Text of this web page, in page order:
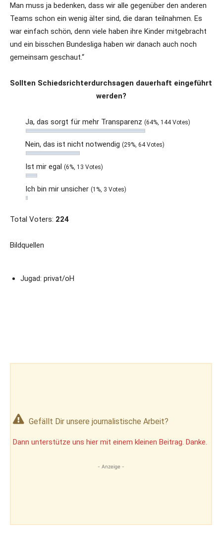
Man muss ja bedenken, dass wir alle gegenüber den anderen
Teams schon ein wenig älter sind, die daran teilnahmen. Es
war einfach schön, denn viele haben ihre Kinder mitgebracht
und ein bisschen Bundesliga haben wir danach auch noch
gemeinsam geschaut.“
Sollten Schiedsrichterdurchsagen dauerhaft eingeführt
werden?
Ja, das sorgt für mehr Transparenz (64%, 144 Votes)
Nein, das ist nicht notwendig (29%, 64 Votes)
Ist mir egal (6%, 13 Votes)
Ich bin mir unsicher (1%, 3 Votes)
Total Voters: 224
Bildquellen
Jugad: privat/oH
Gefällt Dir unsere journalistische Arbeit?
Dann unterstütze uns hier mit einem kleinen Beitrag. Danke.
- Anzeige -